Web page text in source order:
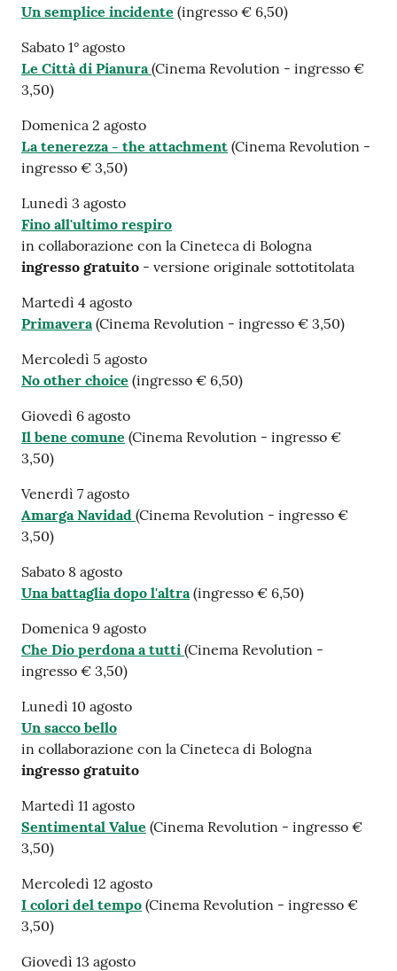
Un semplice incidente (ingresso € 6,50)
Sabato 1° agosto
Le Città di Pianura (Cinema Revolution - ingresso €
3,50)
Domenica 2 agosto
La tenerezza - the attachment (Cinema Revolution -
ingresso € 3,50)
Lunedì 3 agosto
Fino all'ultimo respiro
in collaborazione con la Cineteca di Bologna
ingresso gratuito - versione originale sottotitolata
Martedì 4 agosto
Primavera (Cinema Revolution - ingresso € 3,50)
Mercoledì 5 agosto
No other choice (ingresso € 6,50)
Giovedì 6 agosto
Il bene comune (Cinema Revolution - ingresso €
3,50)
Venerdì 7 agosto
Amarga Navidad (Cinema Revolution - ingresso €
3,50)
Sabato 8 agosto
Una battaglia dopo l'altra (ingresso € 6,50)
Domenica 9 agosto
Che Dio perdona a tutti (Cinema Revolution -
ingresso € 3,50)
Lunedì 10 agosto
Un sacco bello
in collaborazione con la Cineteca di Bologna
ingresso gratuito
Martedì 11 agosto
Sentimental Value (Cinema Revolution - ingresso €
3,50)
Mercoledì 12 agosto
I colori del tempo (Cinema Revolution - ingresso €
3,50)
Giovedì 13 agosto